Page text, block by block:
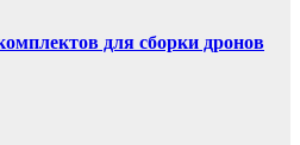
для сборки дронов